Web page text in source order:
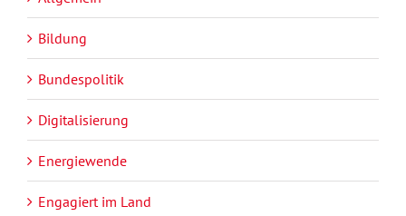
Bildung
Bundespolitik
Digitalisierung
Energiewende
Engagiert im Land